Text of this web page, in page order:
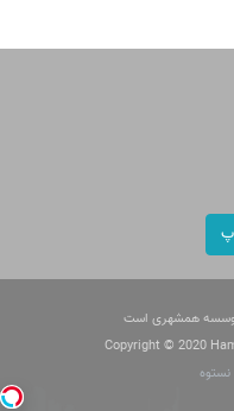
همشهری است
Copyright © 2020
نستوه